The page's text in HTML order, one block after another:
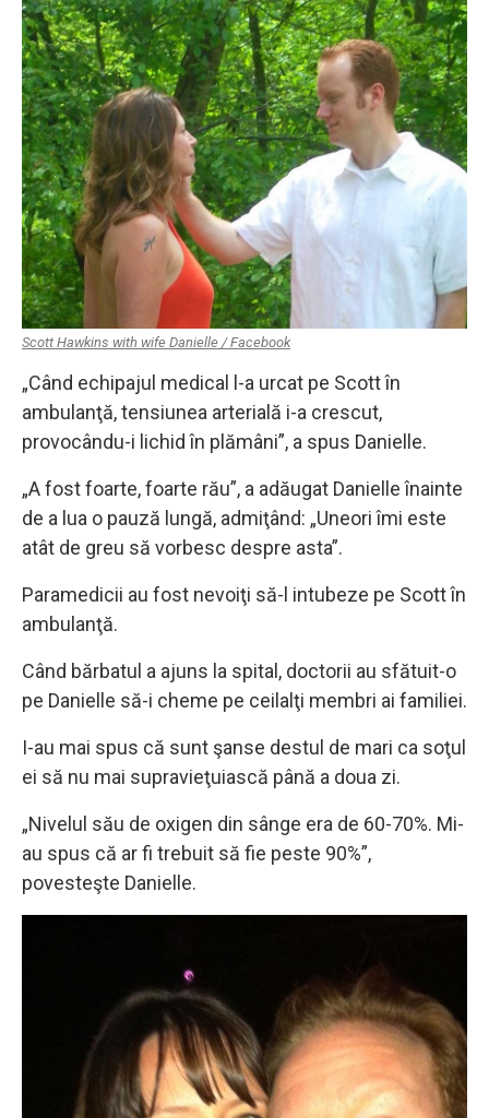
Scott Hawkins with wife Danielle / Facebook
„Când echipajul medical l-a urcat pe Scott în
ambulanţă, tensiunea arterială i-a crescut,
provocându-i lichid în plămâni”, a spus Danielle.
„A fost foarte, foarte rău”, a adăugat Danielle înainte
de a lua o pauză lungă, admiţând: „Uneori îmi este
atât de greu să vorbesc despre asta”.
Paramedicii au fost nevoiţi să-l intubeze pe Scott în
ambulanţă.
Când bărbatul a ajuns la spital, doctorii au sfătuit-o
pe Danielle să-i cheme pe ceilalţi membri ai familiei.
I-au mai spus că sunt şanse destul de mari ca soţul
ei să nu mai supravieţuiască până a doua zi.
„Nivelul său de oxigen din sânge era de 60-70%. Mi-
au spus că ar fi trebuit să fie peste 90%”,
povesteşte Danielle.